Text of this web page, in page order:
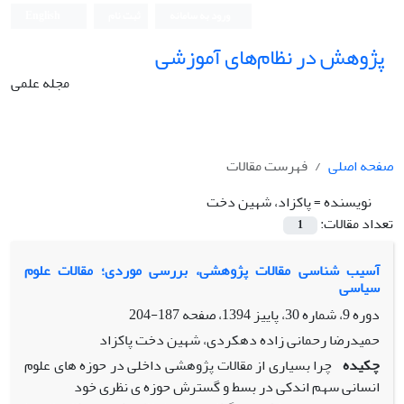
پژوهش در نظام‌های آموزشی
مجله علمی
صفحه اصلی
فهرست مقالات
نویسنده =پاکزاد، شهین دخت
تعداد مقالات:
1
آسیب شناسی مقالات پژوهشی، بررسی موردی؛ مقالات علوم
سیاسی
دوره 9، شماره 30، پاییز 1394، صفحه
187-204
حمیدرضا رحمانی زاده دهکردی، شهین دخت پاکزاد
چکیده چرا بسیاری از مقالات پژوهشی داخلی در حوزه های علوم
انسانی سهم اندکی در بسط و گسترش حوزه ی نظری خود